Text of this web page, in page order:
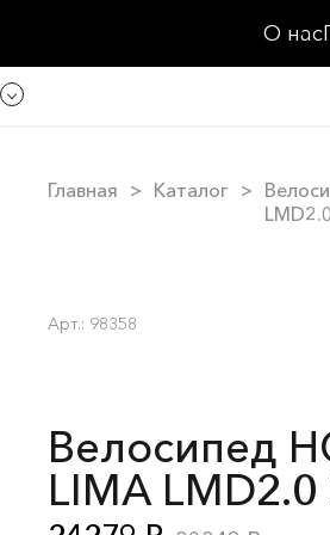
О нас
Главная Каталог
Арт.: 98358
Велосипед
LIMA